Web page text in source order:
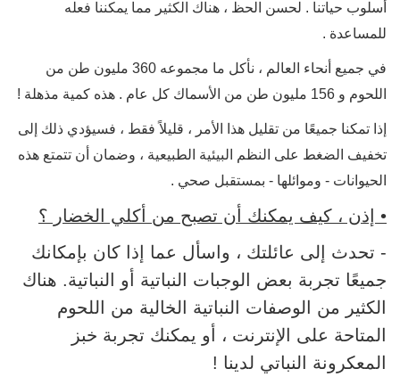
أسلوب حياتنا . لحسن الحظ ، هناك الكثير مما يمكننا فعله
للمساعدة .
في جميع أنحاء العالم ، نأكل ما مجموعه 360 مليون طن من
اللحوم و 156 مليون طن من الأسماك كل عام . هذه كمية مذهلة !
إذا تمكنا جميعًا من تقليل هذا الأمر ، قليلاً فقط ، فسيؤدي ذلك إلى
تخفيف الضغط على النظم البيئية الطبيعية ، وضمان أن تتمتع هذه
الحيوانات - وموائلها - بمستقبل صحي .
• إذن ، كيف يمكنك أن تصبح من أكلي الخضار ؟
- تحدث إلى عائلتك ، واسأل عما إذا كان بإمكانك
جميعًا تجربة بعض الوجبات النباتية أو النباتية. هناك
الكثير من الوصفات النباتية الخالية من اللحوم
المتاحة على الإنترنت ، أو يمكنك تجربة خبز
المعكرونة النباتي لدينا !